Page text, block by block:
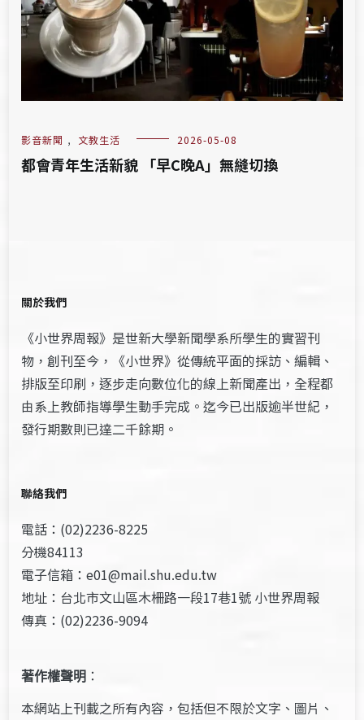
影音新聞 , 文教生活 2026-05-08
都會青年生活新貌 「早C晚A」無縫切換
關於我們
《小世界周報》是世新大學新聞學系所學生的實習刊
物，創刊至今，《小世界》從傳統平面的採訪、編輯、
排版至印刷，逐步走向數位化的線上新聞產出，全程都
由系上教師指導學生動手完成。迄今已出版逾半世紀，
發行期數則已達二千餘期。
聯絡我們
電話：(02)2236-8225
分機84113
電子信箱：e01@mail.shu.edu.tw
地址：台北市文山區木柵路一段17巷1號 小世界周報
傳真：(02)2236-9094
著作權聲明 ：
本網站上刊載之所有內容，包括但不限於文字、圖片、